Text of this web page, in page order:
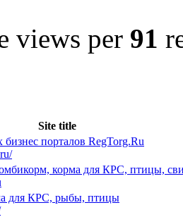
views per 91
Site title
порталов RegTorg.Ru
корма для КРС, птицы,
для КРС, рыбы, птицы